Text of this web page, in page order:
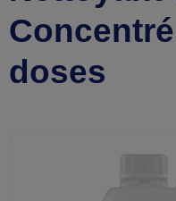
doses